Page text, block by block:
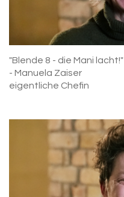
"Blende 8 - die Mani lacht!"
- Manuela Zaiser
eigentliche Chefin